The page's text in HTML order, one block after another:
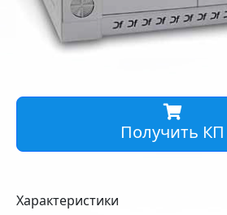
Получить КП
Характеристики